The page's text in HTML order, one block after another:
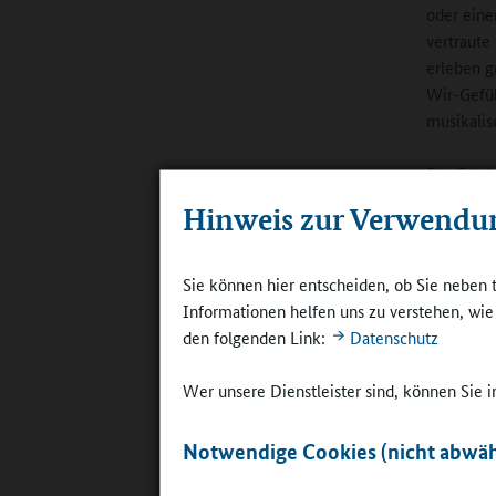
Hinweis zur
Sie können hier entscheiden, ob Sie
Informationen helfen uns zu verstehen,
den folgenden Link:
Datenschutz
Wer unsere Dienstleister sind, können Sie
Notwendige Cookies (nicht
oder
vertraute
erleben
Wir-
Das
heißt,